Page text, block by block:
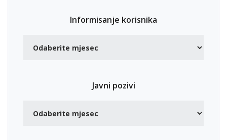
Informisanje korisnika
Javni pozivi